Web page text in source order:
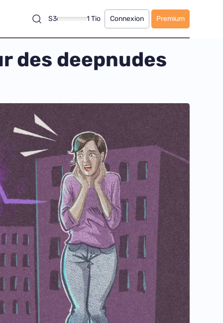
S3 1 Tio Connexion Premium
des deepnudes